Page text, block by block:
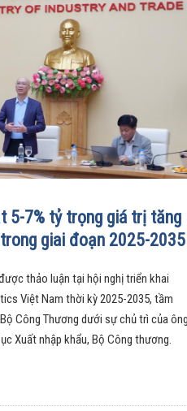
5-7% tỷ trọng giá trị tăng
giai đoạn 2025-2035
thảo luận tại hội nghị triển khai
Việt Nam thời kỳ 2025-2035, tầm
Công Thương dưới sự chủ trì của
Xuất nhập khẩu, Bộ Công thương.